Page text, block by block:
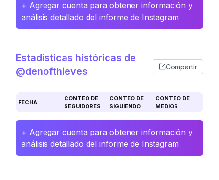
+ Agregar cuenta para obtener información y
análisis detallado del informe de Instagram
Estadísticas históricas de
@denofthieves
Compartir
FECHA
CONTEO DE
SEGUIDORES
CONTEO DE
SIGUIENDO
CONTEO DE
MEDIOS
+ Agregar cuenta para obtener información y
análisis detallado del informe de Instagram